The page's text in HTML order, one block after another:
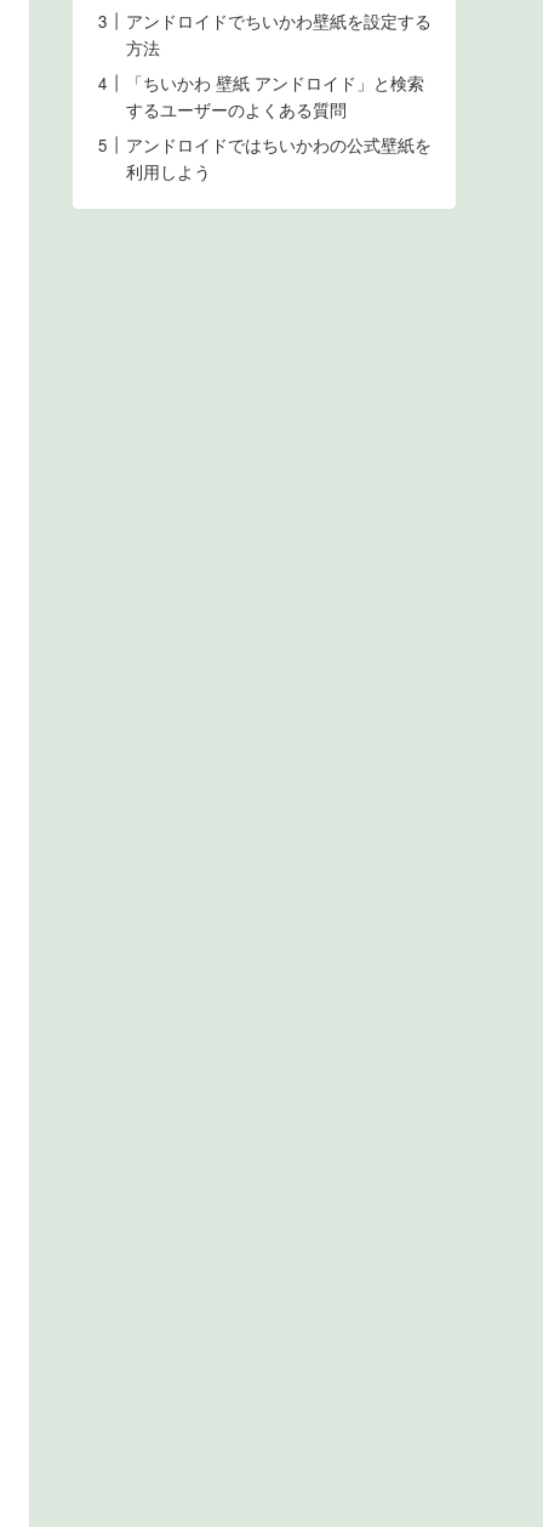
アンドロイドでちいかわ壁紙を設定する
方法
「ちいかわ 壁紙 アンドロイド」と検索
するユーザーのよくある質問
アンドロイドではちいかわの公式壁紙を
利用しよう